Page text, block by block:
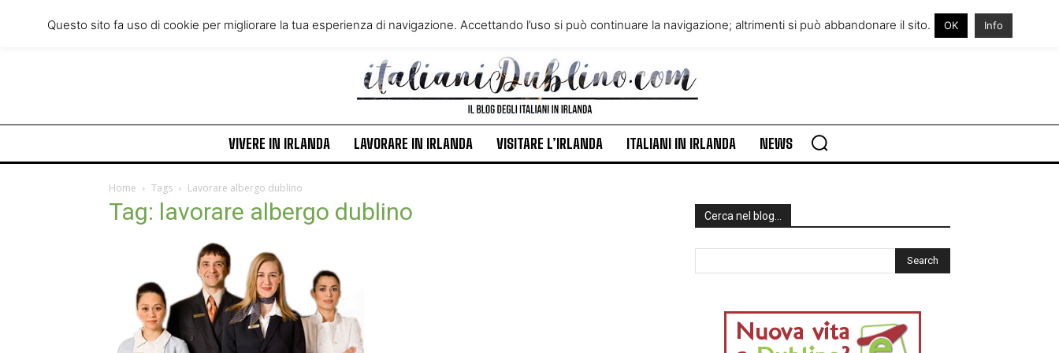
Wednesday, August 5, 2026 VIVERE IN IRLANDA
VISITARE L’IRLANDA
ITALIANI IN IRLANDA
NEWS
VIVERE IN IRLANDA LAVORARE IN IRLANDA VISITARE L’IRLANDA ITALIANI IN IRLANDA NEWS
Home Tags Lavorare albergo dublino
Tag: lavorare albergo dublino Cerca nel blog…
Questo sito fa uso di cookie per migliorare la tua esperienza di navigazione. Accettando l’uso si può continuare la navigazione; altrimenti si può abbandonare il sito. OK Info